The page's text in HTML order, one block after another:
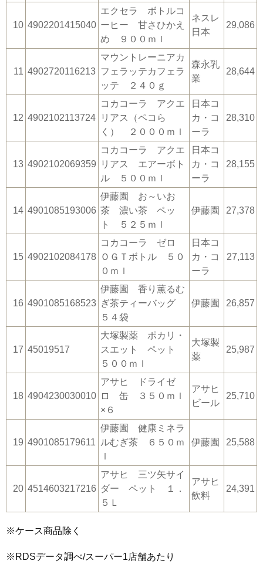
10 4902201415040
エクセラ ボトルコ
ーヒー 甘さひかえ
め ９００ｍｌ
ネスレ
日本
29,086
11 4902720116213
マウントレーニアカ
フェラッテカフェラ
ッテ ２４０ｇ
森永乳
業
28,644
12 4902102113724
コカコーラ アクエ
リアス（ペコら
く） ２０００ｍｌ
日本コ
カ・コ
ーラ
28,310
13 4902102069359
コカコーラ アクエ
リアス エアーボト
ル ５００ｍｌ
日本コ
カ・コ
ーラ
28,155
14 4901085193006
伊藤園 お～いお
茶 濃い茶 ペッ
ト ５２５ｍｌ
伊藤園 27,378
15 4902102084178
コカコーラ ゼロ
ＯＧＴボトル ５０
０ｍｌ
日本コ
カ・コ
ーラ
27,113
16 4901085168523
伊藤園 香り薫るむ
ぎ茶ティーバッグ
５４袋
伊藤園 26,857
17 45019517
大塚製薬 ポカリ・
スエット ペット
５００ｍｌ
大塚製
薬
25,987
18 4904230030010
アサヒ ドライゼ
ロ 缶 ３５０ｍｌ
×６
アサヒ
ビール
25,710
19 4901085179611
伊藤園 健康ミネラ
ルむぎ茶 ６５０ｍ
ｌ
伊藤園 25,588
20 4514603217216
アサヒ 三ツ矢サイ
ダー ペット １．
５Ｌ
アサヒ
飲料
24,391
※ケース商品除く
※RDSデータ調べ/スーパー1店舗あたり